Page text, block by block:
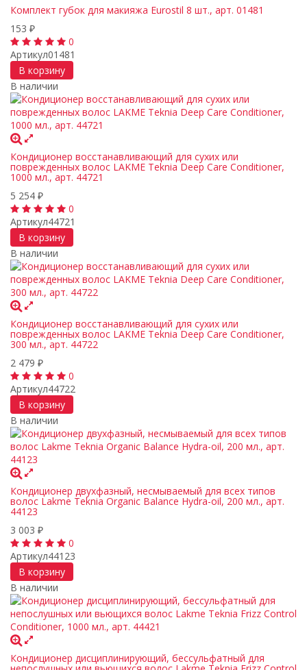
Комплект губок для макияжа Eurostil 8 шт., арт. 01481
153 ₽
0
Артикул01481
В корзину
В наличии
Кондиционер восстанавливающий для сухих или
поврежденных волос LAKME Teknia Deep Care Conditioner,
1000 мл., арт. 44721
5 254 ₽
0
Артикул44721
В корзину
В наличии
Кондиционер восстанавливающий для сухих или
поврежденных волос LAKME Teknia Deep Care Conditioner,
300 мл., арт. 44722
2 479 ₽
0
Артикул44722
В корзину
В наличии
Кондиционер двухфазный, несмываемый для всех типов
волос Lakme Teknia Organic Balance Hydra-oil, 200 мл., арт.
44123
3 003 ₽
0
Артикул44123
В корзину
В наличии
Кондиционер дисциплинирующий, бессульфатный для